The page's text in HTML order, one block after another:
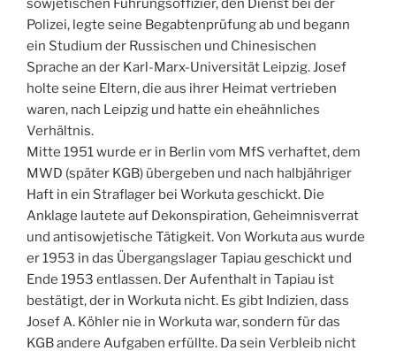
sowjetischen Führungsoffizier, den Dienst bei der
Polizei, legte seine Begabtenprüfung ab und begann
ein Studium der Russischen und Chinesischen
Sprache an der Karl-Marx-Universität Leipzig. Josef
holte seine Eltern, die aus ihrer Heimat vertrieben
waren, nach Leipzig und hatte ein eheähnliches
Verhältnis.
Mitte 1951 wurde er in Berlin vom MfS verhaftet, dem
MWD (später KGB) übergeben und nach halbjähriger
Haft in ein Straflager bei Workuta geschickt. Die
Anklage lautete auf Dekonspiration, Geheimnisverrat
und antisowjetische Tätigkeit. Von Workuta aus wurde
er 1953 in das Übergangslager Tapiau geschickt und
Ende 1953 entlassen. Der Aufenthalt in Tapiau ist
bestätigt, der in Workuta nicht. Es gibt Indizien, dass
Josef A. Köhler nie in Workuta war, sondern für das
KGB andere Aufgaben erfüllte. Da sein Verbleib nicht